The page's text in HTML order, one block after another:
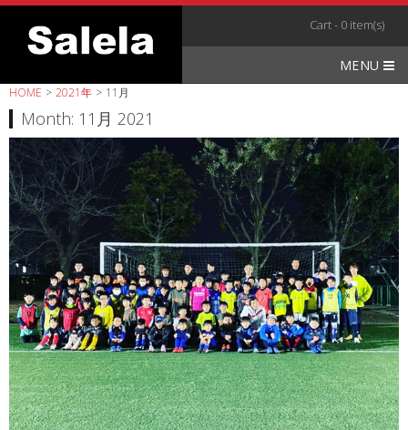
Skip
content
Cart - 0 item(s)
MENU
HOME > 2021年 > 11月
Month: 11月 2021